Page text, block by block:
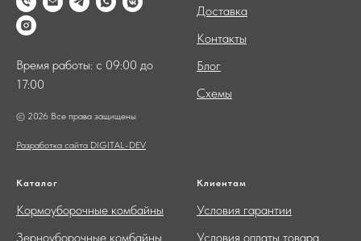
Время работы: с 09:00 до
17:00
© 2026 Все права защищены
Разработка сайта DIGITAL-DEV
Доставка
Контакты
Блог
Схемы
Каталог
Кормоуборочные комбайны
Зерноуборочные комбайны
Клиентам
Условия гарантии
Условия оплаты товара